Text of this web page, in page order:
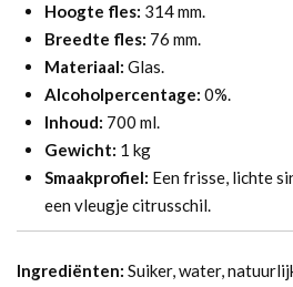
Hoogte fles: 314 mm.
Breedte fles: 76 mm.
Materiaal: Glas.
Alcoholpercentage: 0%.
Inhoud: 700 ml.
Gewicht: 1 kg
Smaakprofiel: Een frisse, lichte
een vleugje citrusschil.
Ingrediënten: Suiker, water,